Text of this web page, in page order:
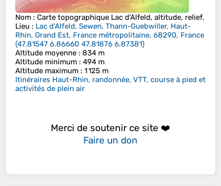
Nom : Carte topographique Lac d'Alfeld, altitude, relief.
Lieu : Lac d'Alfeld, Sewen, Thann-Guebwiller, Haut-
Rhin, Grand Est, France métropolitaine, 68290, France
(47.81547 6.86660 47.81876 6.87381)
Altitude moyenne : 834 m
Altitude minimum : 494 m
Altitude maximum : 1 125 m
Itinéraires Haut-Rhin, randonnée, VTT, course à pied et
activités de plein air
Merci de soutenir ce site ❤️
Faire un don